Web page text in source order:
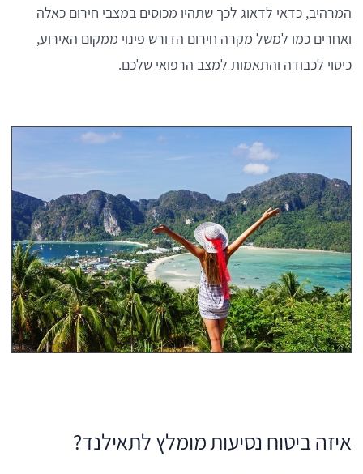
המרהיב, כדאי לדאוג לכך שתהיו מכוסים במצבי חירום כאלה
ואחרים כמו למשל מקרה חירום הדורש פינוי ממקום האירוע,
כיסוי לכבודה והתאמות למצב הרפואי שלכם.
איזה ביטוח נסיעות מומלץ לתאילנד?